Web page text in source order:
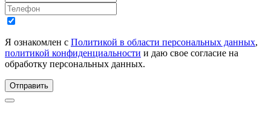
Я ознакомлен с Политикой в области персональных данных,
политикой конфиденциальности и даю свое согласие на
обработку персональных данных.
Отправить